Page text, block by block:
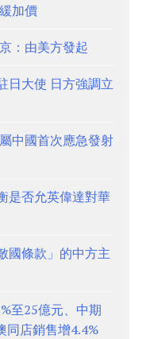
加價
：由美方發起
日大使 日方強調立
中國首次應急發射
是否允英偉達對華
國條款」的中方主
至25億元、中期
店銷售增4.4%